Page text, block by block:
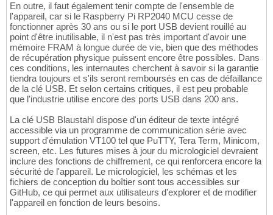
En outre, il faut également tenir compte de l'ensemble de
l'appareil, car si le Raspberry Pi RP2040 MCU cesse de
fonctionner après 30 ans ou si le port USB devient rouillé au
point d'être inutilisable, il n'est pas très important d'avoir une
mémoire FRAM à longue durée de vie, bien que des méthodes
de récupération physique puissent encore être possibles. Dans
ces conditions, les internautes cherchent à savoir si la garantie
tiendra toujours et s'ils seront remboursés en cas de défaillance
de la clé USB. Et selon certains critiques, il est peu probable
que l'industrie utilise encore des ports USB dans 200 ans.
La clé USB Blaustahl dispose d'un éditeur de texte intégré
accessible via un programme de communication série avec
support d'émulation VT100 tel que PuTTY, Tera Term, Minicom,
screen, etc. Les futures mises à jour du micrologiciel devraient
inclure des fonctions de chiffrement, ce qui renforcera encore la
sécurité de l'appareil. Le micrologiciel, les schémas et les
fichiers de conception du boîtier sont tous accessibles sur
GitHub, ce qui permet aux utilisateurs d'explorer et de modifier
l'appareil en fonction de leurs besoins.